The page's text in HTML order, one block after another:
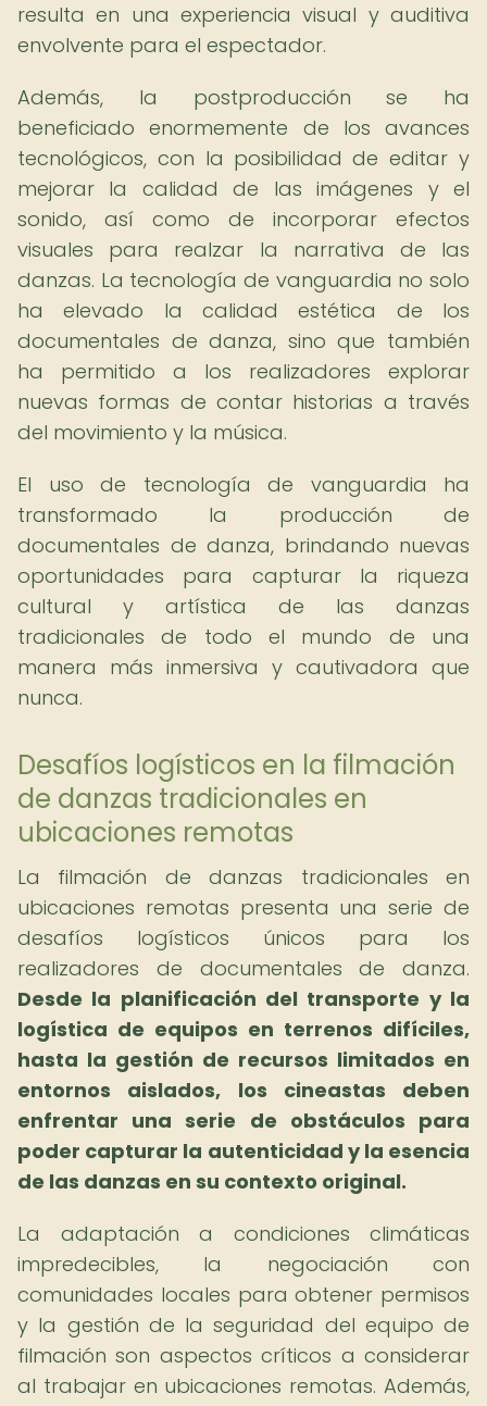
resulta en una experiencia visual y auditiva
envolvente para el espectador.
Además, la postproducción se ha
beneficiado enormemente de los avances
tecnológicos, con la posibilidad de editar y
mejorar la calidad de las imágenes y el
sonido, así como de incorporar efectos
visuales para realzar la narrativa de las
danzas. La tecnología de vanguardia no solo
ha elevado la calidad estética de los
documentales de danza, sino que también
ha permitido a los realizadores explorar
nuevas formas de contar historias a través
del movimiento y la música.
El uso de tecnología de vanguardia ha
transformado la producción de
documentales de danza, brindando nuevas
oportunidades para capturar la riqueza
cultural y artística de las danzas
tradicionales de todo el mundo de una
manera más inmersiva y cautivadora que
nunca.
Desafíos logísticos en la filmación
de danzas tradicionales en
ubicaciones remotas
La filmación de danzas tradicionales en
ubicaciones remotas presenta una serie de
desafíos logísticos únicos para los
realizadores de documentales de danza.
Desde la planificación del transporte y la
logística de equipos en terrenos difíciles,
hasta la gestión de recursos limitados en
entornos aislados, los cineastas deben
enfrentar una serie de obstáculos para
poder capturar la autenticidad y la esencia
de las danzas en su contexto original.
La adaptación a condiciones climáticas
impredecibles, la negociación con
comunidades locales para obtener permisos
y la gestión de la seguridad del equipo de
filmación son aspectos críticos a considerar
al trabajar en ubicaciones remotas. Además,